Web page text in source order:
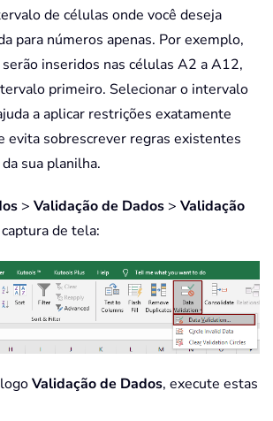
de células onde você deseja
para números apenas. Por exemplo,
inseridos nas células A2 a A12,
primeiro. Selecionar o intervalo
a aplicar restrições exatamente
evita sobrescrever regras existentes
sua planilha.
> Validação de Dados > Validação
de tela:
Validação de Dados, execute estas